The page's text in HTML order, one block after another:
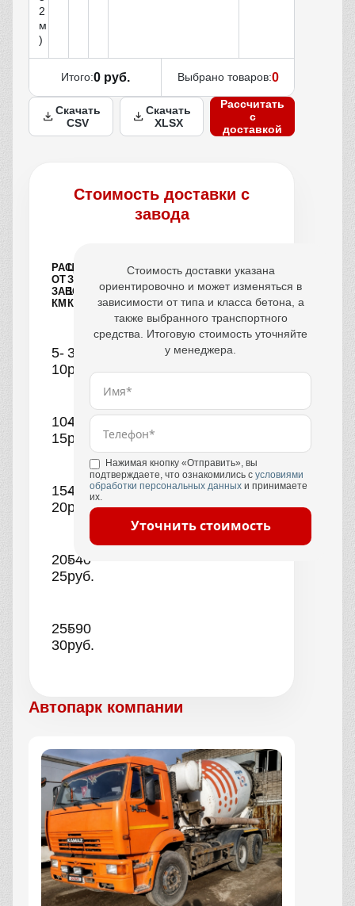
2
м
)
Итого:0 руб. Выбрано товаров:0
Скачать
CSV
Скачать
XLSX
Рассчитать
с
доставкой
Стоимость доставки с
завода
РАССТОЯНИЕ
ОТ
ЗАВОДА,
КМ
ЦЕНА
ЗА
1
КУБ
5-
10
390
руб.
10-
15
440
руб.
15-
20
490
руб.
20-
25
540
руб.
25-
30
590
руб.
Стоимость доставки указана
ориентировочно и может изменяться в
зависимости от типа и класса бетона, а
также выбранного транспортного
средства. Итоговую стоимость уточняйте
у менеджера.
Нажимая кнопку «Отправить», вы
подтверждаете, что ознакомились с условиями
обработки персональных данных и принимаете
их.
Уточнить стоимость
Автопарк компании